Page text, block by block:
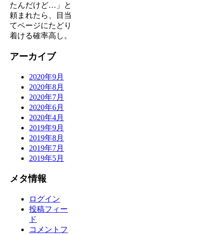
たんだけど…」と
頼まれたら、目当
てページにたどり
着ける確率高し。
アーカイブ
2020年9月
2020年8月
2020年7月
2020年6月
2020年4月
2019年9月
2019年8月
2019年7月
2019年5月
メタ情報
ログイン
投稿フィー
ド
コメントフ